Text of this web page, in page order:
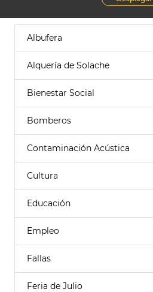
Albufera
Alquería de Solache
Bienestar Social
Bomberos
Contaminación Acústica
Cultura
Educación
Empleo
Fallas
Feria de Julio